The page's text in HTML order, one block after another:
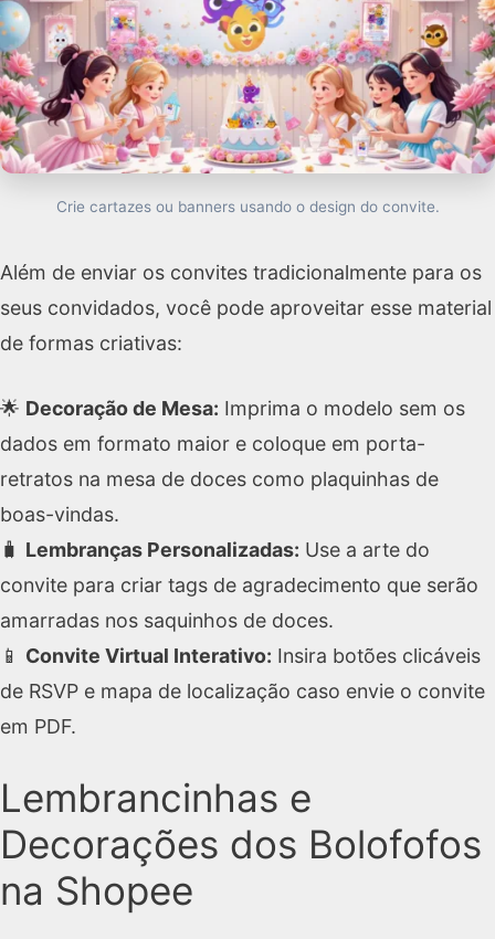
Crie cartazes ou banners usando o design do convite.
Além de enviar os convites tradicionalmente para os
seus convidados, você pode aproveitar esse material
de formas criativas:
🌟 Decoração de Mesa: Imprima o modelo sem os
dados em formato maior e coloque em porta-
retratos na mesa de doces como plaquinhas de
boas-vindas.
🧳 Lembranças Personalizadas: Use a arte do
convite para criar tags de agradecimento que serão
amarradas nos saquinhos de doces.
📱 Convite Virtual Interativo: Insira botões clicáveis
de RSVP e mapa de localização caso envie o convite
em PDF.
Lembrancinhas e
Decorações dos Bolofofos
na Shopee